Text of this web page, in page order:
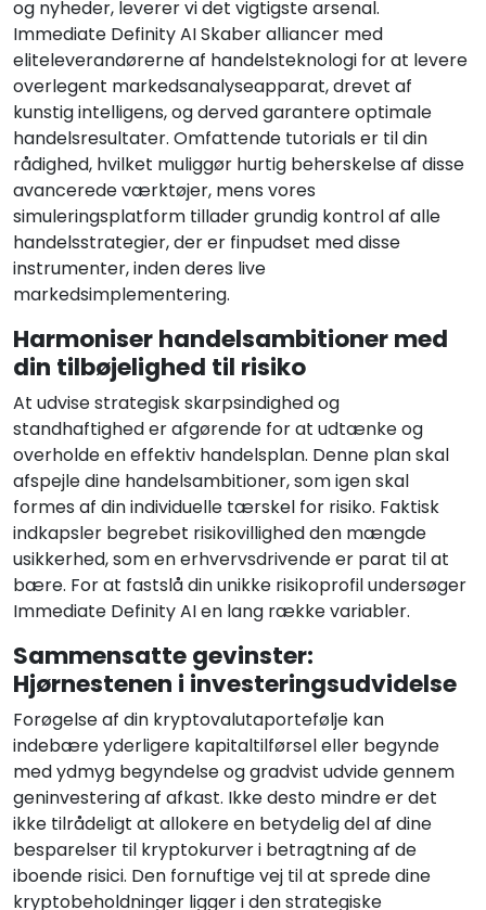
og nyheder, leverer vi det vigtigste arsenal.
Immediate Definity AI Skaber alliancer med
eliteleverandørerne af handelsteknologi for at levere
overlegent markedsanalyseapparat, drevet af
kunstig intelligens, og derved garantere optimale
handelsresultater. Omfattende tutorials er til din
rådighed, hvilket muliggør hurtig beherskelse af disse
avancerede værktøjer, mens vores
simuleringsplatform tillader grundig kontrol af alle
handelsstrategier, der er finpudset med disse
instrumenter, inden deres live
markedsimplementering.
Harmoniser handelsambitioner med
din tilbøjelighed til risiko
At udvise strategisk skarpsindighed og
standhaftighed er afgørende for at udtænke og
overholde en effektiv handelsplan. Denne plan skal
afspejle dine handelsambitioner, som igen skal
formes af din individuelle tærskel for risiko. Faktisk
indkapsler begrebet risikovillighed den mængde
usikkerhed, som en erhvervsdrivende er parat til at
bære. For at fastslå din unikke risikoprofil undersøger
Immediate Definity AI en lang række variabler.
Sammensatte gevinster:
Hjørnestenen i investeringsudvidelse
Forøgelse af din kryptovalutaportefølje kan
indebære yderligere kapitaltilførsel eller begynde
med ydmyg begyndelse og gradvist udvide gennem
geninvestering af afkast. Ikke desto mindre er det
ikke tilrådeligt at allokere en betydelig del af dine
besparelser til kryptokurver i betragtning af de
iboende risici. Den fornuftige vej til at sprede dine
kryptobeholdninger ligger i den strategiske